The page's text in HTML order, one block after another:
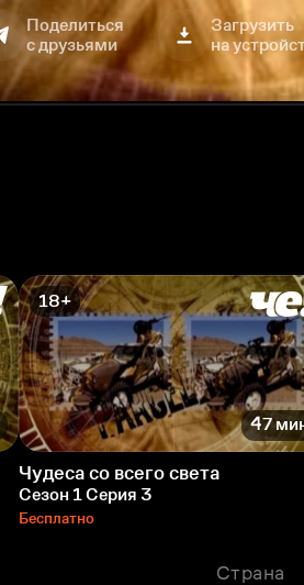
Поделиться
с друзьями
Загрузить
на
18+
47
Чудеса со всего света
Сезон 1 Серия 3
Бесплатно
Страна